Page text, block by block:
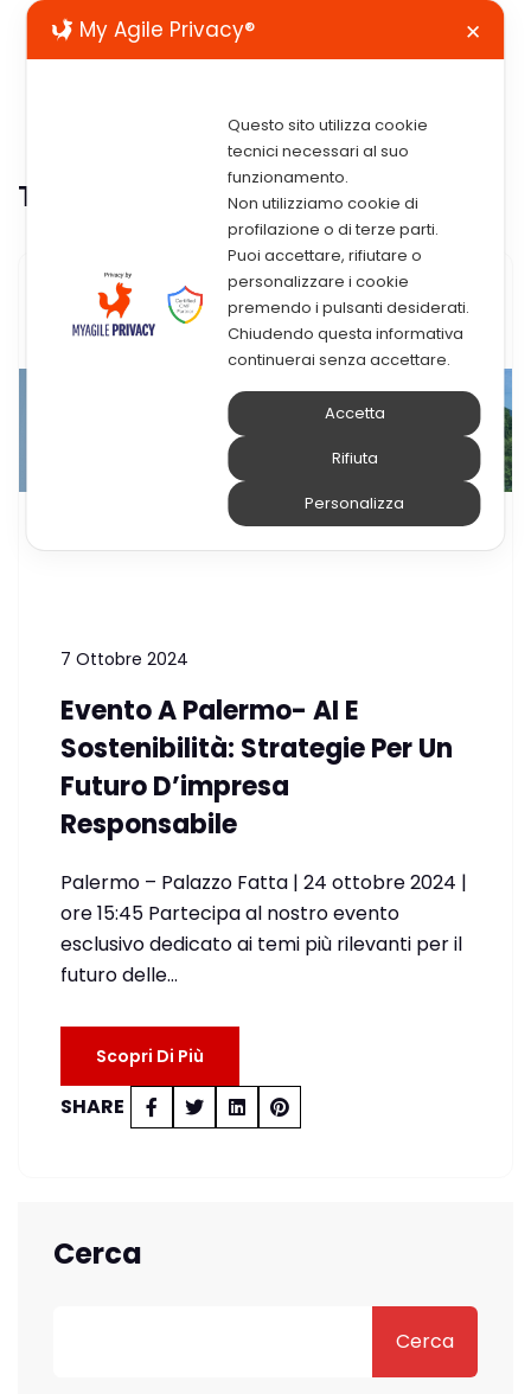
Tag: sostenibilità
7 Ottobre 2024
Evento A Palermo- AI E
Sostenibilità: Strategie Per Un
Futuro D’impresa
Responsabile
Palermo – Palazzo Fatta | 24 ottobre 2024 |
ore 15:45 Partecipa al nostro evento
esclusivo dedicato ai temi più rilevanti per il
futuro delle…
Scopri Di Più
SHARE
Cerca
Cerca
My Agile Privacy® ✕
Questo sito utilizza cookie
tecnici necessari al suo
funzionamento.
Non utilizziamo cookie di
profilazione o di terze parti.
Puoi accettare, rifiutare o
personalizzare i cookie
premendo i pulsanti desiderati.
Chiudendo questa informativa
continuerai senza accettare.
Accetta
Rifiuta
Personalizza